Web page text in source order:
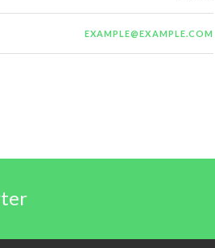
EXAMPLE@EXAMPLE.COM